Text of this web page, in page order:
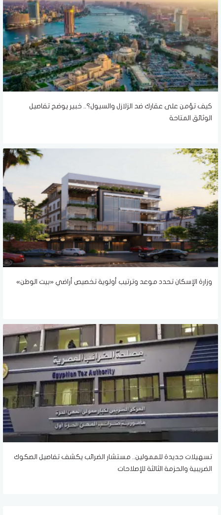
كيف تؤمن على عقارك ضد الزلازل والسيول؟.. خبير يوضح تفاصيل
الوثائق المتاحة
وزارة الإسكان تحدد موعد وترتيب أولوية تخصيص أراضي «بيت الوطن»
تسهيلات جديدة للممولين.. مستشار الضرائب يكشف تفاصيل الصكوك
الضريبية والحزمة الثالثة للإصلاحات